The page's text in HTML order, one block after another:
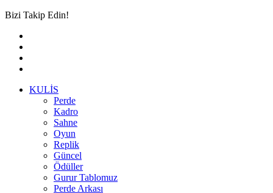
Bizi Takip Edin!
KULİS
Perde
Kadro
Sahne
Oyun
Replik
Güncel
Ödüller
Gurur Tablomuz
Perde Arkası